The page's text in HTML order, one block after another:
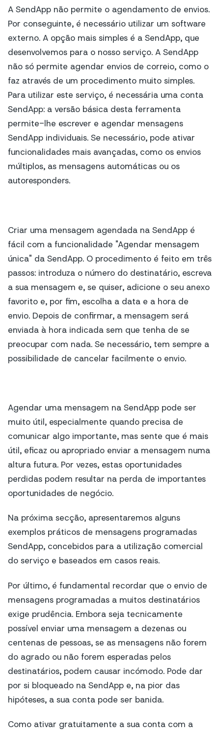
A SendApp não permite o agendamento de envios.
Por conseguinte, é necessário utilizar um software
externo. A opção mais simples é a SendApp, que
desenvolvemos para o nosso serviço. A SendApp
não só permite agendar envios de correio, como o
faz através de um procedimento muito simples.
Para utilizar este serviço, é necessária uma conta
SendApp: a versão básica desta ferramenta
permite-lhe escrever e agendar mensagens
SendApp individuais. Se necessário, pode ativar
funcionalidades mais avançadas, como os envios
múltiplos, as mensagens automáticas ou os
autoresponders.
Criar uma mensagem agendada na SendApp é
fácil com a funcionalidade "Agendar mensagem
única" da SendApp. O procedimento é feito em três
passos: introduza o número do destinatário, escreva
a sua mensagem e, se quiser, adicione o seu anexo
favorito e, por fim, escolha a data e a hora de
envio. Depois de confirmar, a mensagem será
enviada à hora indicada sem que tenha de se
preocupar com nada. Se necessário, tem sempre a
possibilidade de cancelar facilmente o envio.
Agendar uma mensagem na SendApp pode ser
muito útil, especialmente quando precisa de
comunicar algo importante, mas sente que é mais
útil, eficaz ou apropriado enviar a mensagem numa
altura futura. Por vezes, estas oportunidades
perdidas podem resultar na perda de importantes
oportunidades de negócio.
Na próxima secção, apresentaremos alguns
exemplos práticos de mensagens programadas
SendApp, concebidos para a utilização comercial
do serviço e baseados em casos reais.
Por último, é fundamental recordar que o envio de
mensagens programadas a muitos destinatários
exige prudência. Embora seja tecnicamente
possível enviar uma mensagem a dezenas ou
centenas de pessoas, se as mensagens não forem
do agrado ou não forem esperadas pelos
destinatários, podem causar incómodo. Pode dar
por si bloqueado na SendApp e, na pior das
hipóteses, a sua conta pode ser banida.
Como ativar gratuitamente a sua conta com a